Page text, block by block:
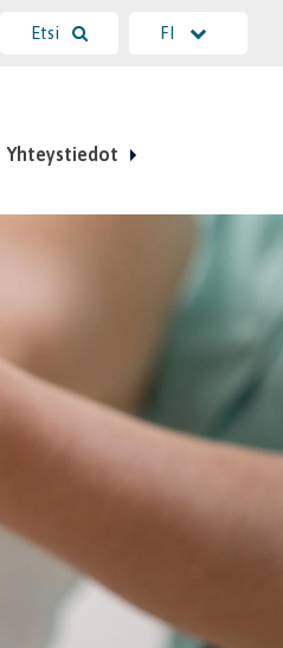
Etsi FI
Yhteystiedot